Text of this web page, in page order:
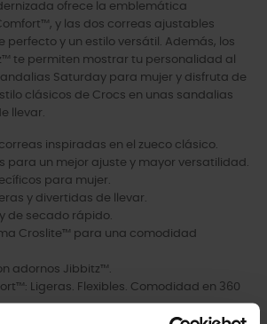
ofrece la emblemática
y las dos correas ajustables
perfecto y un estilo versátil. Además, los
te permiten mostrar tu personalidad al
Saturday para mujer y disfruta de
clásicos de Crocs en unas sandalias
llevar.
inspiradas en el zueco clásico.
para un mejor ajuste y mayor versatilidad.
para mujer.
y divertidas de llevar.
de secado rápido.
Croslite™ para una comodidad
adornos Jibbitz™.
Ligeras. Flexibles. Comodidad en 360